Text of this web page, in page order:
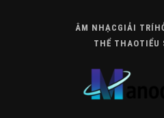
ÂM NHẠC GIẢI TRÍ
THỂ THAOTIỂU